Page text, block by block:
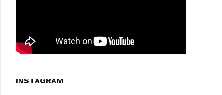
INSTAGRAM